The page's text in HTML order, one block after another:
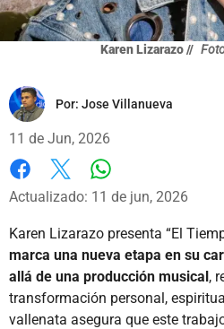
Karen Lizarazo //
Por: Jose Villanueva
11 de Jun, 2026
Facebook
X
Actualizado: 11 de jun, 2026
Karen Lizarazo presenta “El
marca una nueva etapa en su
allá de una producción musical,
transformación personal,
vallenata asegura que este